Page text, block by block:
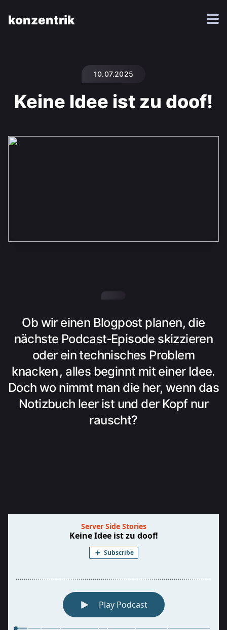
konzentrik
10.07.2025
Keine Idee ist zu doof!
Ob wir einen Blogpost planen, die
nächste Podcast‑Episode skizzieren
oder ein technisches Problem
knacken , alles beginnt mit einer Idee.
Doch wo nimmt man die her, wenn das
Notizbuch leer ist und der Kopf nur
rauscht?